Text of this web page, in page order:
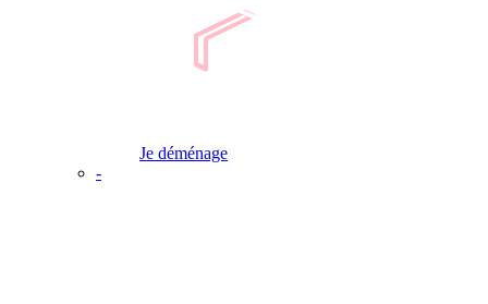
Je déménage
-